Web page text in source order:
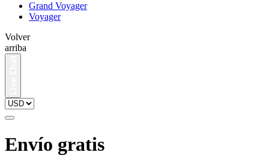
Grand Voyager
Voyager
Volver
arriba
Envío gratis